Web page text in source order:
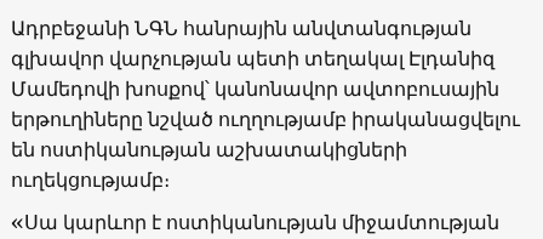
Ադրբեջանի ՆԳՆ հանրային անվտանգության
գլխավոր վարչության պետի տեղակալ Էլդանիզ
Մամեդովի խոսքով՝ կանոնավոր ավտոբուսային
երթուղիները նշված ուղղությամբ իրականացվելու
են ոստիկանության աշխատակիցների
ուղեկցությամբ։
«Սա կարևոր է ոստիկանության միջամտության